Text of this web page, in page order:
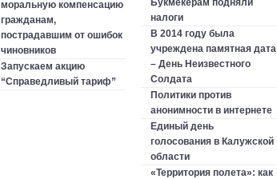
моральную компенсацию
гражданам,
пострадавшим от ошибок
чиновников
Запускаем акцию
“Справедливый тариф”
Букмекерам подняли
налоги
В 2014 году была
учреждена памятная дата
– День Неизвестного
Солдата
Политики против
анонимности в интернете
Единый день
голосования в Калужской
области
«Территория полета»: как